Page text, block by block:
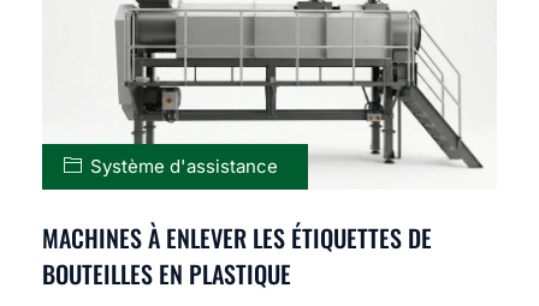
Système d'assistance
MACHINES À ENLEVER LES ÉTIQUETTES DE
BOUTEILLES EN PLASTIQUE